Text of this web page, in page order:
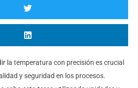
la temperatura con precisión es crucial
y seguridad en los procesos.